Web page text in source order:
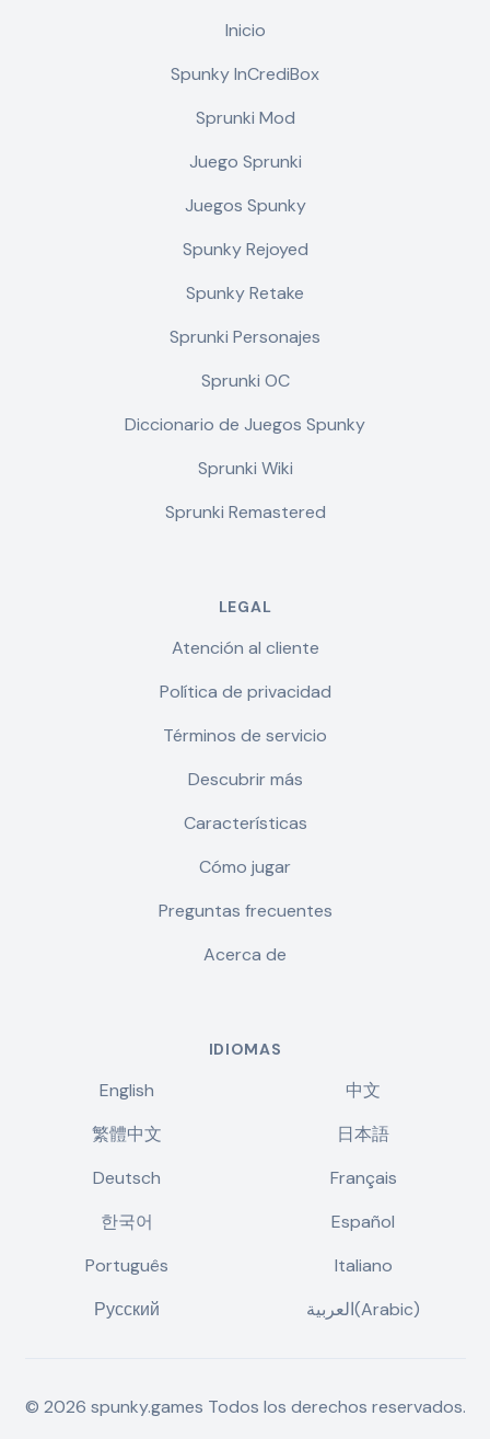
Inicio
Spunky InCrediBox
Sprunki Mod
Juego Sprunki
Juegos Spunky
Spunky Rejoyed
Spunky Retake
Sprunki Personajes
Sprunki OC
Diccionario de Juegos Spunky
Sprunki Wiki
Sprunki Remastered
LEGAL
Atención al cliente
Política de privacidad
Términos de servicio
Descubrir más
Características
Cómo jugar
Preguntas frecuentes
Acerca de
IDIOMAS
English
中文
繁體中文
日本語
Deutsch
Français
한국어
Español
Português
Italiano
Русский
العربية(Arabic)
© 2026 spunky.games Todos los derechos reservados.